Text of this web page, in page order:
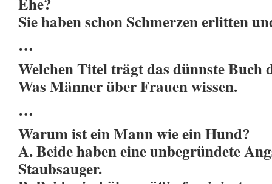
Sie haben schon Schmerzen erlitten
…
Welchen Titel trägt das dünnste Buch
Was Männer über Frauen wissen.
…
Warum ist ein Mann wie ein Hund?
A. Beide haben eine unbegründete
Staubsauger.